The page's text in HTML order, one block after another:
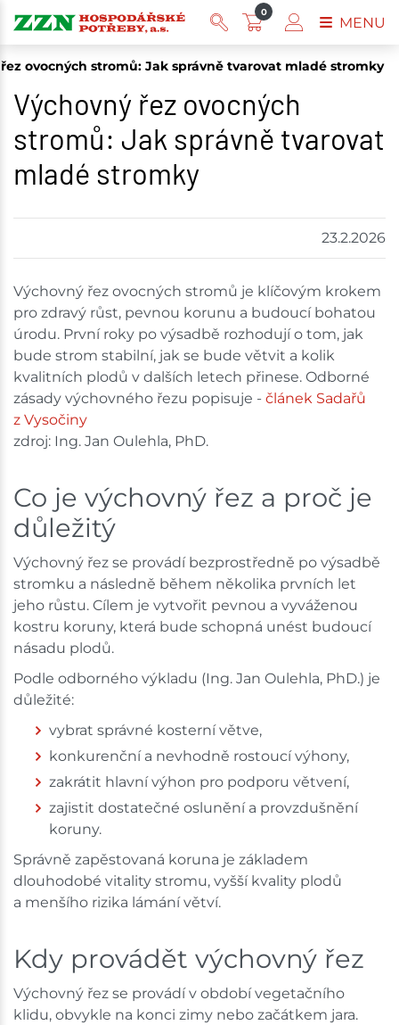
ovocných stromů: Jak správně tvarovat mladé stromky
Výchovný řez ovocných
stromů: Jak správně tvarovat
mladé stromky
23.2.2026
Výchovný řez ovocných stromů je klíčovým krokem
pro zdravý růst, pevnou korunu a budoucí bohatou
úrodu. První roky po výsadbě rozhodují o tom, jak
bude strom stabilní, jak se bude větvit a kolik
kvalitních plodů v dalších letech přinese. Odborné
zásady výchovného řezu popisuje - článek Sadařů
z Vysočiny
zdroj: Ing. Jan Oulehla, PhD.
Co je výchovný řez a proč je
důležitý
Výchovný řez se provádí bezprostředně po výsadbě
stromku a následně během několika prvních let
jeho růstu. Cílem je vytvořit pevnou a vyváženou
kostru koruny, která bude schopná unést budoucí
násadu plodů.
Podle odborného výkladu (Ing. Jan Oulehla, PhD.) je
důležité:
vybrat správné kosterní větve,
konkurenční a nevhodně rostoucí výhony,
zakrátit hlavní výhon pro podporu větvení,
zajistit dostatečné oslunění a provzdušnění
koruny.
Správně zapěstovaná koruna je základem
dlouhodobé vitality stromu, vyšší kvality plodů
a menšího rizika lámání větví.
Kdy provádět výchovný řez
Výchovný řez se provádí v období vegetačního
klidu, obvykle na konci zimy nebo začátkem jara.
0
MENU